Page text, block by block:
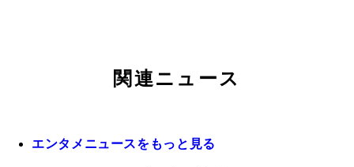
関連ニュース
エンタメニュースをもっと見る